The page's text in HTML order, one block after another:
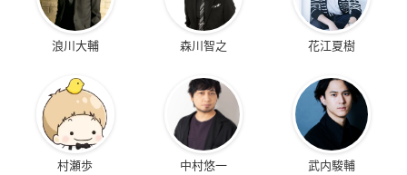
浪川大輔 森川智之 花江夏樹
村瀬歩 中村悠一 武内駿輔